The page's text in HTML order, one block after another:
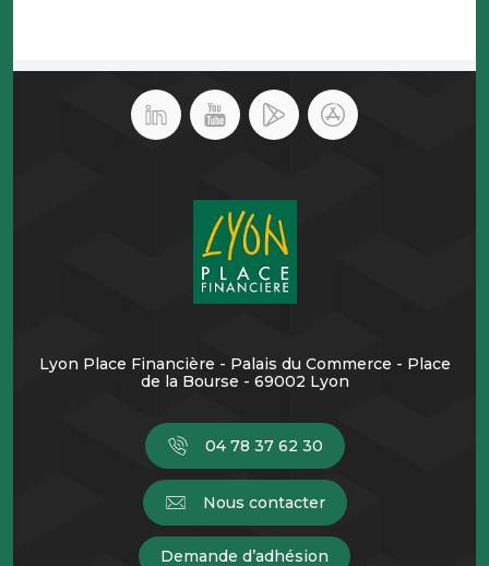
Lyon Place Financière - Palais du Commerce - Place
de la Bourse - 69002 Lyon
04 78 37 62 30
Nous contacter
Demande d’adhésion